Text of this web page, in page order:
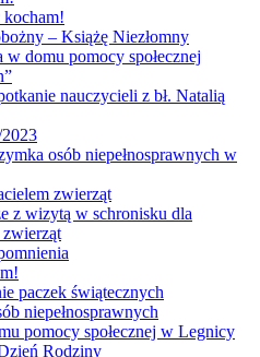
– Książę Niezłomny
w domu pomocy społecznej
nauczycieli z bł. Natalią
osób niepełnosprawnych w
zwierząt
z wizytą w schronisku dla
paczek świątecznych
niepełnosprawnych
pomocy społecznej w Legnicy
Rodziny